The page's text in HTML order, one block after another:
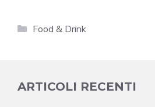
Categorie
Food & Drink
ARTICOLI RECENTI